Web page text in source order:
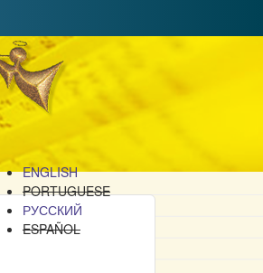
ENGLISH
PORTUGUESE
РУССКИЙ
ESPAÑOL